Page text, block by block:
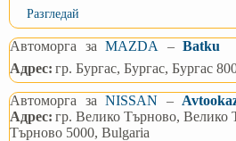
Разгледай
Автоморга за MAZDA – Batku
Адрес: гр. Бургас, Бургас, Бургас
Автоморга за NISSAN –
Адрес: гр. Велико Търново, Велико
Търново 5000, Bulgaria